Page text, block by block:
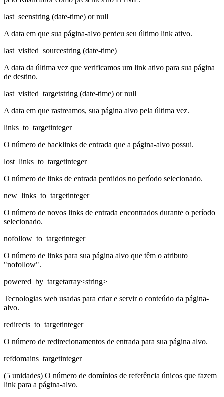
last_seenstring (date-time) or null
A data em que sua página-alvo perdeu seu último link ativo.
last_visited_sourcestring (date-time)
A data da última vez que verificamos um link ativo para sua página
de destino.
last_visited_targetstring (date-time) or null
A data em que rastreamos, sua página alvo pela última vez.
links_to_targetinteger
O número de backlinks de entrada que a página-alvo possui.
lost_links_to_targetinteger
O número de links de entrada perdidos no período selecionado.
new_links_to_targetinteger
O número de novos links de entrada encontrados durante o período
selecionado.
nofollow_to_targetinteger
O número de links para sua página alvo que têm o atributo
"nofollow".
powered_by_targetarray<string>
Tecnologias web usadas para criar e servir o conteúdo da página-
alvo.
redirects_to_targetinteger
O número de redirecionamentos de entrada para sua página alvo.
refdomains_targetinteger
(5 unidades) O número de domínios de referência únicos que fazem
link para a página-alvo.